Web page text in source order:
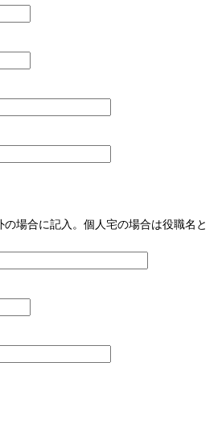
場合に記入。個人宅の場合は役職名と